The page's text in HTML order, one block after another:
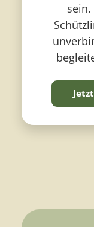
sein.